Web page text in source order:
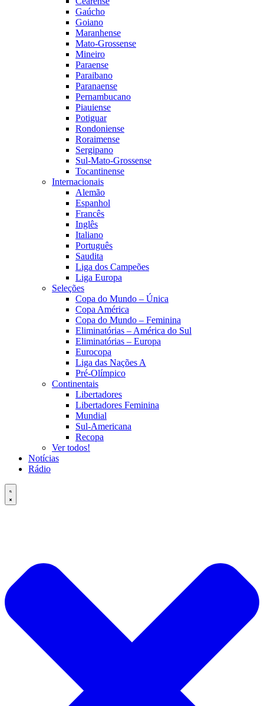
Gaúcho
Goiano
Maranhense
Mato-Grossense
Mineiro
Paraense
Paraibano
Paranaense
Pernambucano
Piauiense
Potiguar
Rondoniense
Roraimense
Sergipano
Sul-Mato-Grossense
Tocantinense
Internacionais
Alemão
Espanhol
Francês
Inglês
Italiano
Português
Saudita
Liga dos Campeões
Liga Europa
Seleções
Copa do Mundo – Única
Copa América
Copa do Mundo – Feminina
Eliminatórias – América do Sul
Eliminatórias – Europa
Eurocopa
Liga das Nações A
Pré-Olímpico
Continentais
Libertadores
Libertadores Feminina
Mundial
Sul-Americana
Recopa
Ver todos!
Notícias
Rádio